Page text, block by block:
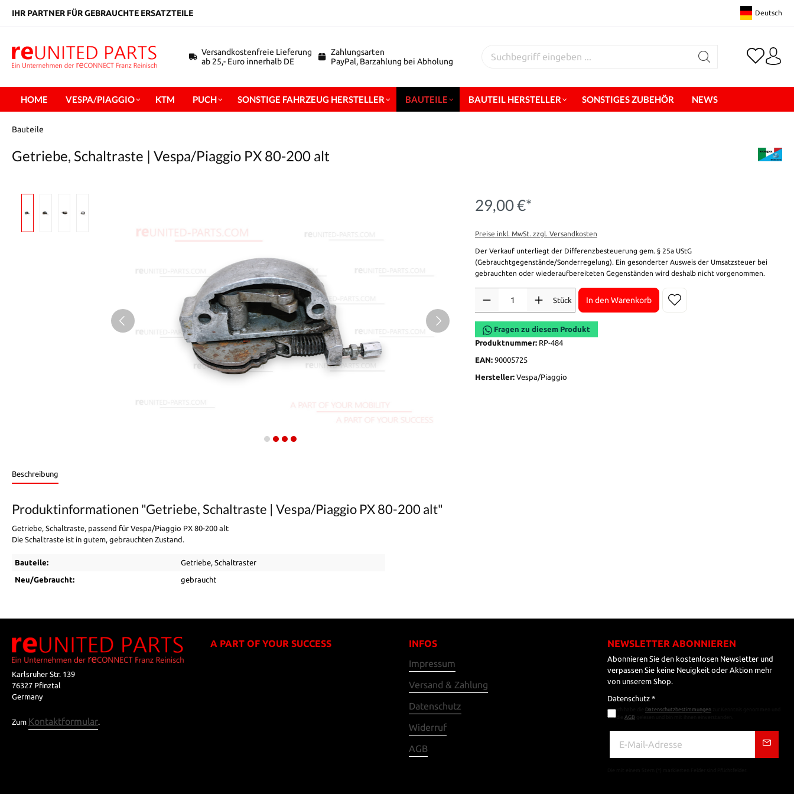
springen
IHR PARTNER FÜR GEBRAUCHTE ERSATZTEILE Deutsch
Versandkostenfreie Lieferung
ab 25,- Euro innerhalb DE
Zahlungsarten
PayPal, Barzahlung bei Abholung
HOME VESPA/PIAGGIO KTM PUCH SONSTIGE FAHRZEUG HERSTELLER BAUTEILE BAUTEIL HERSTELLER SONSTIGES ZUBEHÖR NEWS
Bauteile
Getriebe, Schaltraste | Vespa/Piaggio PX 80-200 alt
29,00 €*
Preise inkl. MwSt. zzgl. Versandkosten
Der Verkauf unterliegt der Differenzbesteuerung gem. § 25a UStG
(Gebrauchtgegenstände/Sonderregelung). Ein gesonderter Ausweis der Umsatzsteuer bei
gebrauchten oder wiederaufbereiteten Gegenständen wird deshalb nicht vorgenommen.
Stück
In den Warenkorb
Fragen zu diesem Produkt
Produktnummer: RP-484
EAN: 90005725
Hersteller: Vespa/Piaggio
Beschreibung
Produktinformationen "Getriebe, Schaltraste | Vespa/Piaggio PX 80-200 alt"
Getriebe, Schaltraste, passend für Vespa/Piaggio PX 80-200 alt
Die Schaltraste ist in gutem, gebrauchten Zustand.
Bauteile: Getriebe, Schaltraster
Neu/Gebraucht: gebraucht
Karlsruher Str. 139
76327 Pfinztal
Germany
Zum Kontaktformular.
A PART OF YOUR SUCCESS
INFOS
Impressum
Versand & Zahlung
Datenschutz
Widerruf
AGB
NEWSLETTER ABONNIEREN
Abonnieren Sie den kostenlosen Newsletter und
verpassen Sie keine Neuigkeit oder Aktion mehr
von unserem Shop.
Datenschutz *
Datenschutzbestimmungen
AGB